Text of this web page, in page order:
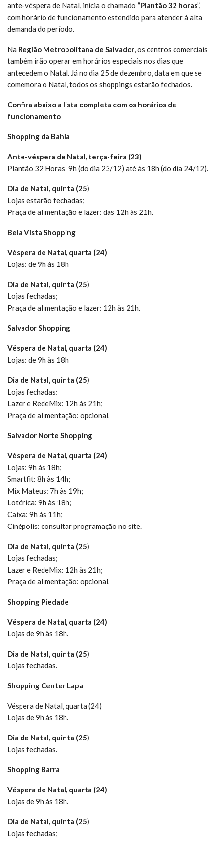
ante-véspera de Natal, inicia o chamado “Plantão 32 horas”,
com horário de funcionamento estendido para atender à alta
demanda do período.
Na Região Metropolitana de Salvador, os centros comerciais
também irão operar em horários especiais nos dias que
antecedem o Natal. Já no dia 25 de dezembro, data em que se
comemora o Natal, todos os shoppings estarão fechados.
Confira abaixo a lista completa com os horários de
funcionamento
Shopping da Bahia
Ante-véspera de Natal, terça-feira (23)
Plantão 32 Horas: 9h (do dia 23/12) até às 18h (do dia 24/12).
Dia de Natal, quinta (25)
Lojas estarão fechadas;
Praça de alimentação e lazer: das 12h às 21h.
Bela Vista Shopping
Véspera de Natal, quarta (24)
Lojas: de 9h às 18h
Dia de Natal, quinta (25)
Lojas fechadas;
Praça de alimentação e lazer: 12h às 21h.
Salvador Shopping
Véspera de Natal, quarta (24)
Lojas: de 9h às 18h
Dia de Natal, quinta (25)
Lojas fechadas;
Lazer e RedeMix: 12h às 21h;
Praça de alimentação: opcional.
Salvador Norte Shopping
Véspera de Natal, quarta (24)
Lojas: 9h às 18h;
Smartfit: 8h às 14h;
Mix Mateus: 7h às 19h;
Lotérica: 9h às 18h;
Caixa: 9h às 11h;
Cinépolis: consultar programação no site.
Dia de Natal, quinta (25)
Lojas fechadas;
Lazer e RedeMix: 12h às 21h;
Praça de alimentação: opcional.
Shopping Piedade
Véspera de Natal, quarta (24)
Lojas de 9h às 18h.
Dia de Natal, quinta (25)
Lojas fechadas.
Shopping Center Lapa
Véspera de Natal, quarta (24)
Lojas de 9h às 18h.
Dia de Natal, quinta (25)
Lojas fechadas.
Shopping Barra
Véspera de Natal, quarta (24)
Lojas de 9h às 18h.
Dia de Natal, quinta (25)
Lojas fechadas;